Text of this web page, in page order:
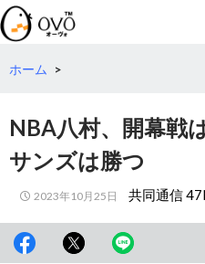
検
索
コ
テ
動
ホーム >
NBA八村、開幕戦
サンズは勝つ
2023年10月25日 共同通信